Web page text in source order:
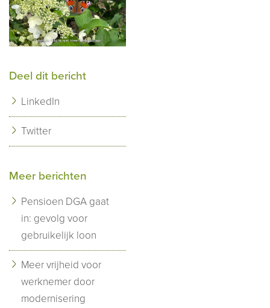
Deel dit bericht
LinkedIn
Twitter
Meer berichten
Pensioen DGA gaat
in: gevolg voor
gebruikelijk loon
Meer vrijheid voor
werknemer door
modernisering